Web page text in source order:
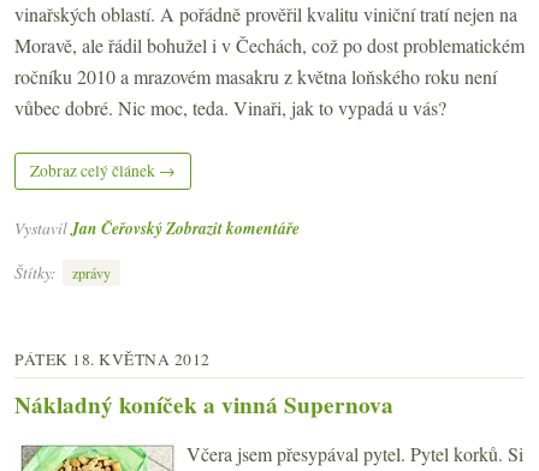
vinařských oblastí. A pořádně prověřil kvalitu viniční tratí nejen na
Moravě, ale řádil bohužel i v Čechách, což po dost problematickém
ročníku 2010 a mrazovém masakru z května loňského roku není
vůbec dobré. Nic moc, teda. Vinaři, jak to vypadá u vás?
Zobraz celý článek →
VystavilJan ČeřovskýZobrazit komentáře
Štítky:
zprávy
PÁTEK 18. KVĚTNA 2012
Nákladný koníček a vinná Supernova
Včera jsem přesypával pytel. Pytel korků. Si